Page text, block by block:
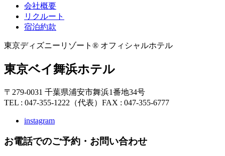
会社概要
リクルート
宿泊約款
東京ディズニーリゾート® オフィシャルホテル
東京ベイ舞浜ホテル
〒279-0031 千葉県浦安市舞浜1番地34号
TEL : 047-355-1222（代表） FAX : 047-355-6777
instagram
お電話でのご予約・お問い合わせ